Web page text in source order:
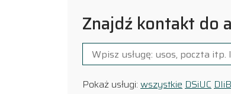
Znajdź kontakt do
Pokaż usługi: wszystkieDSiUC